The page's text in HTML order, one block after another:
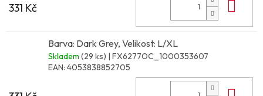
331 Kč
Barva: Dark Grey, Velikost: L/XL
Skladem (29 ks) | FX6277OC_1000353607
EAN: 4053838852705